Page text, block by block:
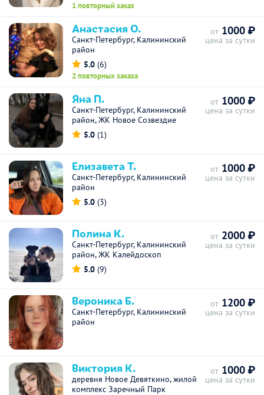
1 повторный заказ
Анастасия О.
Санкт-Петербург, Калининский
район
5.0 (6)
2 повторных заказа
от 1000 ₽
цена за сутки
Яна П.
Санкт-Петербург, Калининский
район, ЖК Новое Созвездие
5.0 (1)
от 1000 ₽
цена за сутки
Елизавета Т.
Санкт-Петербург, Калининский
район
5.0 (3)
от 1000 ₽
цена за сутки
Полина К.
Санкт-Петербург, Калининский
район, ЖК Калейдоскоп
5.0 (9)
от 2000 ₽
цена за сутки
Вероника Б.
Санкт-Петербург, Калининский
район
от 1200 ₽
цена за сутки
Виктория К.
деревня Новое Девяткино, жилой
комплекс Заречный Парк
от 1000 ₽
цена за сутки